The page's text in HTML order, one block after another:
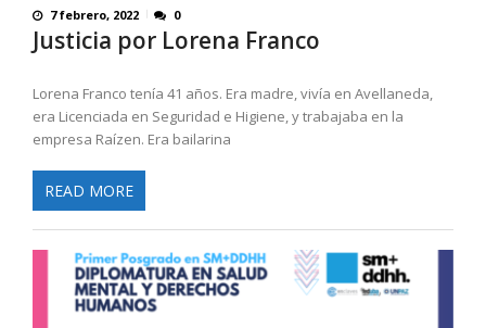
7 febrero, 2022 0
Justicia por Lorena Franco
Lorena Franco tenía 41 años. Era madre, vivía en Avellaneda,
era Licenciada en Seguridad e Higiene, y trabajaba en la
empresa Raízen. Era bailarina
READ MORE